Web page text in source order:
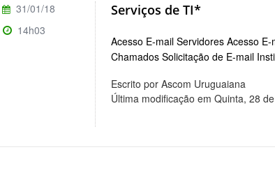
Serviços de TI*
Acesso E-mail Servidores Acesso
Chamados Solicitação de E-mail
Escrito por Ascom Uruguaiana
Última modificação em Quinta, 28
31/01/18
14h03